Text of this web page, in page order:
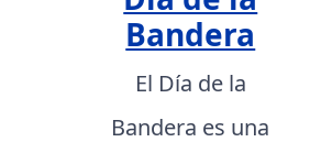
Bandera
El Día de la
Bandera es una